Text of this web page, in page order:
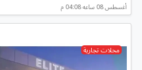
أغسطس 08 ساعه 04:08 م
محلات تجارية